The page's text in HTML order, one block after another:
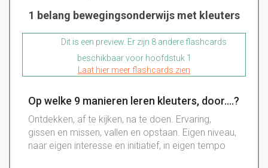
1 belang bewegingsonderwijs met kleuters
Dit is een preview. Er zijn 8 andere flashcards
beschikbaar voor hoofdstuk 1
Laat hier meer flashcards zien
Op welke 9 manieren leren kleuters, door....?
Ontdekken, af te kijken, na te doen. Ervaring,
gissen en missen, vallen en opstaan. Eigen niveau,
naar eigen interesse en initiatief, in eigen tempo